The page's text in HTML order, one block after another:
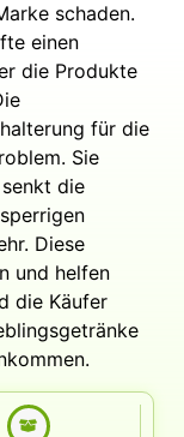
schaden.
einen
die Produkte
für die
Sie
die
Diese
und helfen
die Käufer